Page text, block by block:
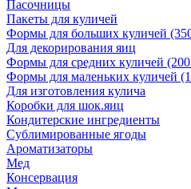
Пасочницы
Пакеты для куличей
Формы для больших куличей
Для декорирования яиц
Формы для средних куличей
Формы для маленьких куличей
Для изготовления кулича
Коробки для шок.яиц
Кондитерские ингредиенты
Сублимированные ягоды
Ароматизаторы
Мед
Консервация